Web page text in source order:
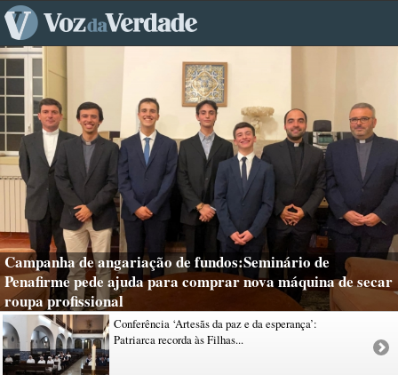
Campanha de angariação de fundos:Seminário de
Penafirme pede ajuda para comprar nova máquina de secar
roupa profissional
Conferência ‘Artesãs da paz e da esperança’:
Patriarca recorda às Filhas...